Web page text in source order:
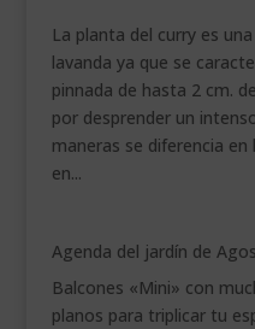
La planta del curry es
lavanda ya que se
pinnada de hasta 2 cm.
por desprender un
maneras se diferencia
en...
Agenda del jardín de
Balcones «Mini» con
planos para triplicar tu